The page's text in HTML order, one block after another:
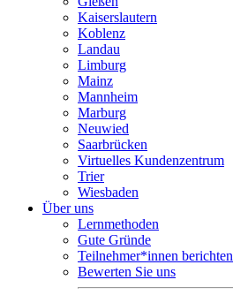
Kaiserslautern
Koblenz
Landau
Limburg
Mainz
Mannheim
Marburg
Neuwied
Saarbrücken
Virtuelles Kundenzentrum
Trier
Wiesbaden
Über uns
Lernmethoden
Gute Gründe
Teilnehmer*innen berichten
Bewerten Sie uns